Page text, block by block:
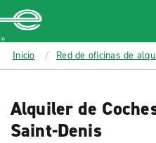
MAIN
CONTENT
Enterprise
Inicio Red de oficinas de
Alquiler de
Saint-Denis